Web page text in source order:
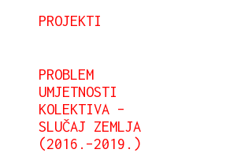
PROJEKTI
PROBLEM
UMJETNOSTI
KOLEKTIVA –
SLUČAJ ZEMLJA
(2016.–2019.)